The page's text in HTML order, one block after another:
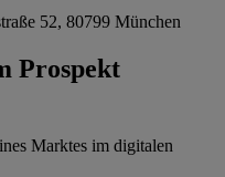
52, 80799 München
Prospekt
Marktes im digitalen